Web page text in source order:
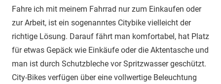
Fahre ich mit meinem Fahrrad nur zum Einkaufen oder
zur Arbeit, ist ein sogenanntes Citybike vielleicht der
richtige Lösung. Darauf fährt man komfortabel, hat Platz
für etwas Gepäck wie Einkäufe oder die Aktentasche und
man ist durch Schutzbleche vor Spritzwasser geschützt.
City-Bikes verfügen über eine vollwertige Beleuchtung